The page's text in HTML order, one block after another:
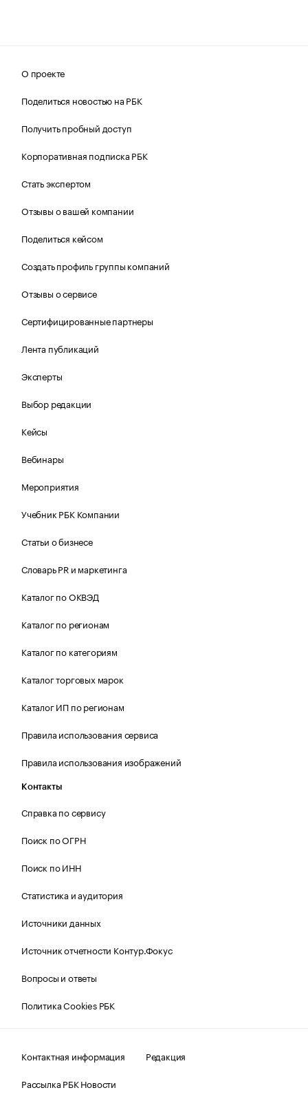
О проекте
Поделиться новостью на РБК
Получить пробный доступ
Корпоративная подписка РБК
Стать экспертом
Отзывы о вашей компании
Поделиться кейсом
Создать профиль группы компаний
Отзывы о сервисе
Сертифицированные партнеры
Лента публикаций
Эксперты
Выбор редакции
Кейсы
Вебинары
Мероприятия
Учебник РБК Компании
Статьи о бизнесе
Словарь PR и маркетинга
Каталог по ОКВЭД
Каталог по регионам
Каталог по категориям
Каталог торговых марок
Каталог ИП по регионам
Правила использования сервиса
Правила использования изображений
Контакты
Справка по сервису
Поиск по ОГРН
Поиск по ИНН
Статистика и аудитория
Источники данных
Источник отчетности Контур.Фокус
Вопросы и ответы
Политика Cookies РБК
Контактная информация
Редакция
Рассылка РБК Новости